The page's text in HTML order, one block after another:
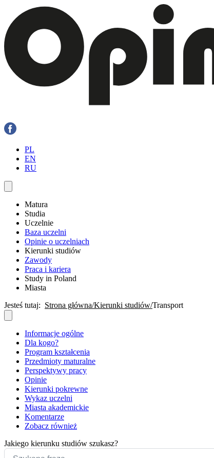
PL
EN
RU
Matura
Studia
Uczelnie
Baza uczelni
Opinie o uczelniach
Kierunki studiów
Zawody
Praca i kariera
Study in Poland
Miasta
Jesteś tutaj: Strona główna Kierunki studiów Transport
Informacje ogólne
Dla kogo?
Program kształcenia
Przedmioty maturalne
Perspektywy pracy
Opinie
Kierunki pokrewne
Wykaz uczelni
Miasta akademickie
Komentarze
Zobacz również
Jakiego kierunku studiów szukasz?